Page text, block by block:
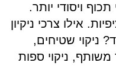
ויסודי יותר.
אילו צרכי ניקיון
ניקוי שטיחים,
משותף, ניקוי ספות